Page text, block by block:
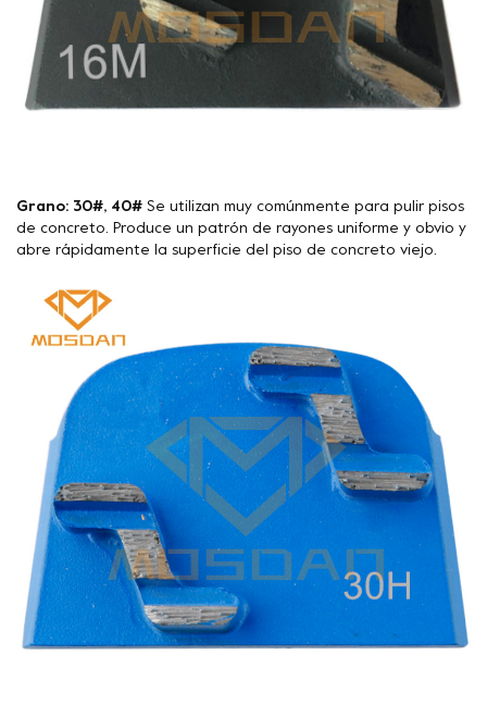
Grano: 30#, 40# Se utilizan muy comúnmente para pulir pisos
de concreto. Produce un patrón de rayones uniforme y obvio y
abre rápidamente la superficie del piso de concreto viejo.